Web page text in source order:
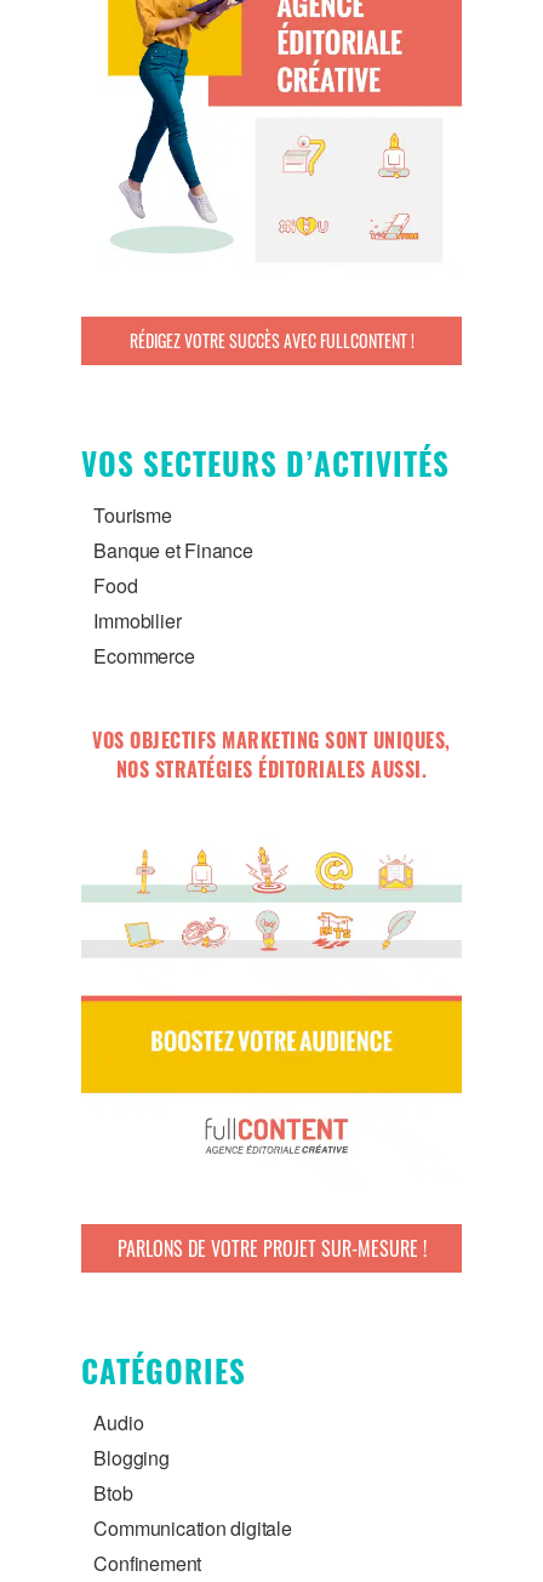
RÉDIGEZ VOTRE SUCCÈS AVEC FULLCONTENT !
VOS SECTEURS D’ACTIVITÉS
Tourisme
Banque et Finance
Food
Immobilier
Ecommerce
VOS OBJECTIFS MARKETING SONT UNIQUES,
NOS STRATÉGIES ÉDITORIALES AUSSI.
PARLONS DE VOTRE PROJET SUR-MESURE !
CATÉGORIES
Audio
Blogging
Btob
Communication digitale
Confinement